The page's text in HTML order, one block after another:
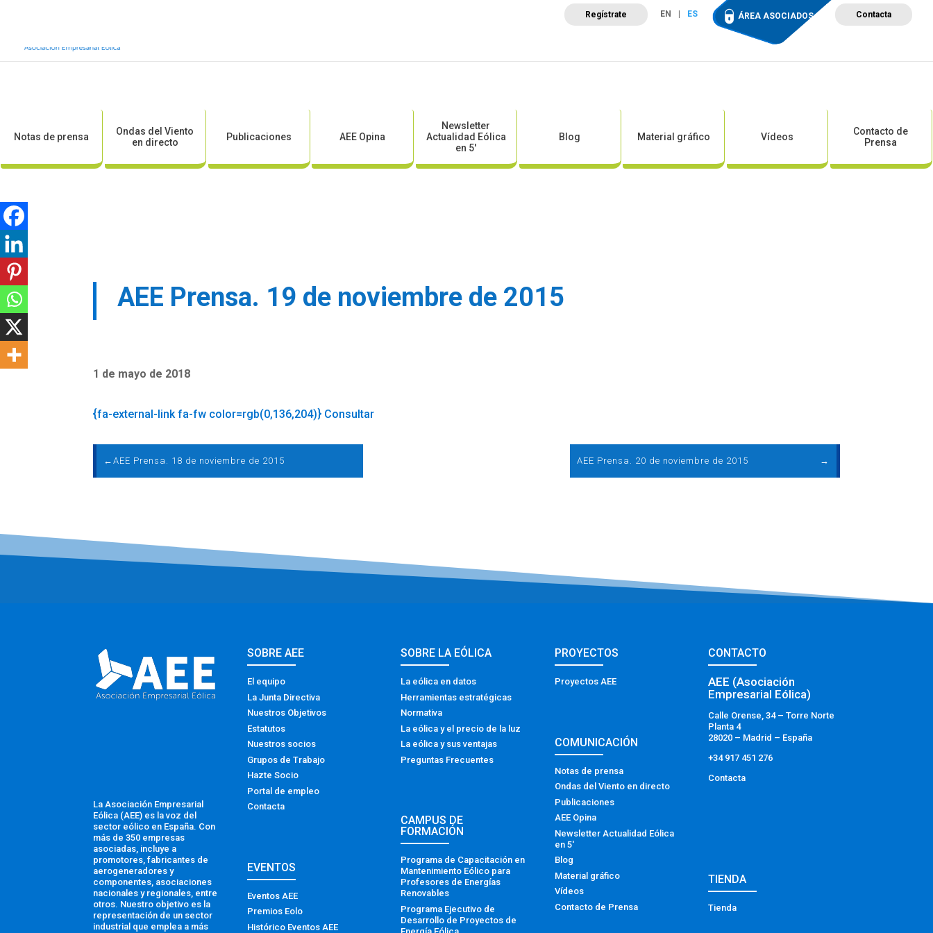
Regístrate EN ES ÁREA ASOCIADOS Contacta
Campus de Formación
Notas de prensa
Ondas del Viento
en directo
Publicaciones AEE Opina
Newsletter
Actualidad Eólica
en 5′
Blog Material gráfico Vídeos
Contacto de
Prensa
AEE Prensa. 19 de noviembre de 2015
1 de mayo de 2018
{fa-external-link fa-fw color=rgb(0,136,204)} Consultar
←AEE Prensa. 18 de noviembre de 2015 AEE Prensa. 20 de noviembre de 2015 →
La Asociación Empresarial
Eólica (AEE) es la voz del
sector eólico en España. Con
más de 350 empresas
asociadas, incluye a
promotores, fabricantes de
aerogeneradores y
componentes, asociaciones
nacionales y regionales, entre
otros. Nuestro objetivo es la
representación de un sector
industrial que emplea a más
SOBRE AEE
El equipo
La Junta Directiva
Nuestros Objetivos
Estatutos
Nuestros socios
Grupos de Trabajo
Hazte Socio
Portal de empleo
Contacta
EVENTOS
Eventos AEE
Premios Eolo
Histórico Eventos AEE
SOBRE LA EÓLICA
La eólica en datos
Herramientas estratégicas
Normativa
La eólica y el precio de la luz
La eólica y sus ventajas
Preguntas Frecuentes
CAMPUS DE
FORMACIÓN
Programa de Capacitación en
Mantenimiento Eólico para
Profesores de Energías
Renovables
Programa Ejecutivo de
Desarrollo de Proyectos de
PROYECTOS
Proyectos AEE
COMUNICACIÓN
Notas de prensa
Ondas del Viento en directo
Publicaciones
AEE Opina
Newsletter Actualidad Eólica
en 5′
Blog
Material gráfico
Vídeos
Contacto de Prensa
CONTACTO
AEE (Asociación
Empresarial Eólica)
Calle Orense, 34 – Torre Norte
Planta 4
28020 – Madrid – España
+34 917 451 276
Contacta
TIENDA
Tienda